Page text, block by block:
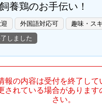
養鶏のお手伝い！
外国語対応可
趣味・ス
しました
報の内容は受付を終了して
されている場合があります
さい。